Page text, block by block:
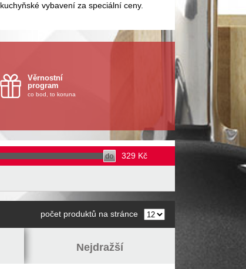
vybavení za speciální ceny.
Věrnostní
program
co bod, to koruna
329 Kč
počet produktů na stránce
Nejdražší